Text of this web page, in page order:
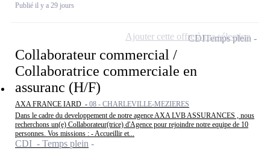
Publié il y a 29 jours
Collaborateur commercial /
Collaboratrice commerciale en
assuranc (H/F)
AXA FRANCE IARD - 08 - CHARLEVILLE-MEZIERES
Dans le cadre du developpement de notre agence AXA LVB ASSURANCES , nous
recherchons un(e) Collaborateur(trice) d'Agence pour rejoindre notre equipe de 10
personnes. Vos missions : - Accueillir et...
CDI - Temps plein
CDITemps plein
Ajouter cette offre à ma sélection